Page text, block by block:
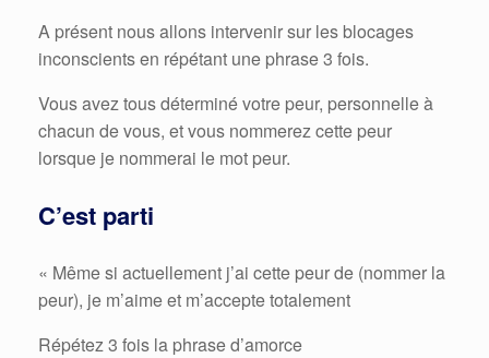
A présent nous allons intervenir sur les blocages
inconscients en répétant une phrase 3 fois.
Vous avez tous déterminé votre peur, personnelle à
chacun de vous, et vous nommerez cette peur
lorsque je nommerai le mot peur.
C’est parti
« Même si actuellement j’ai cette peur de (nommer la
peur), je m’aime et m’accepte totalement
Répétez 3 fois la phrase d’amorce